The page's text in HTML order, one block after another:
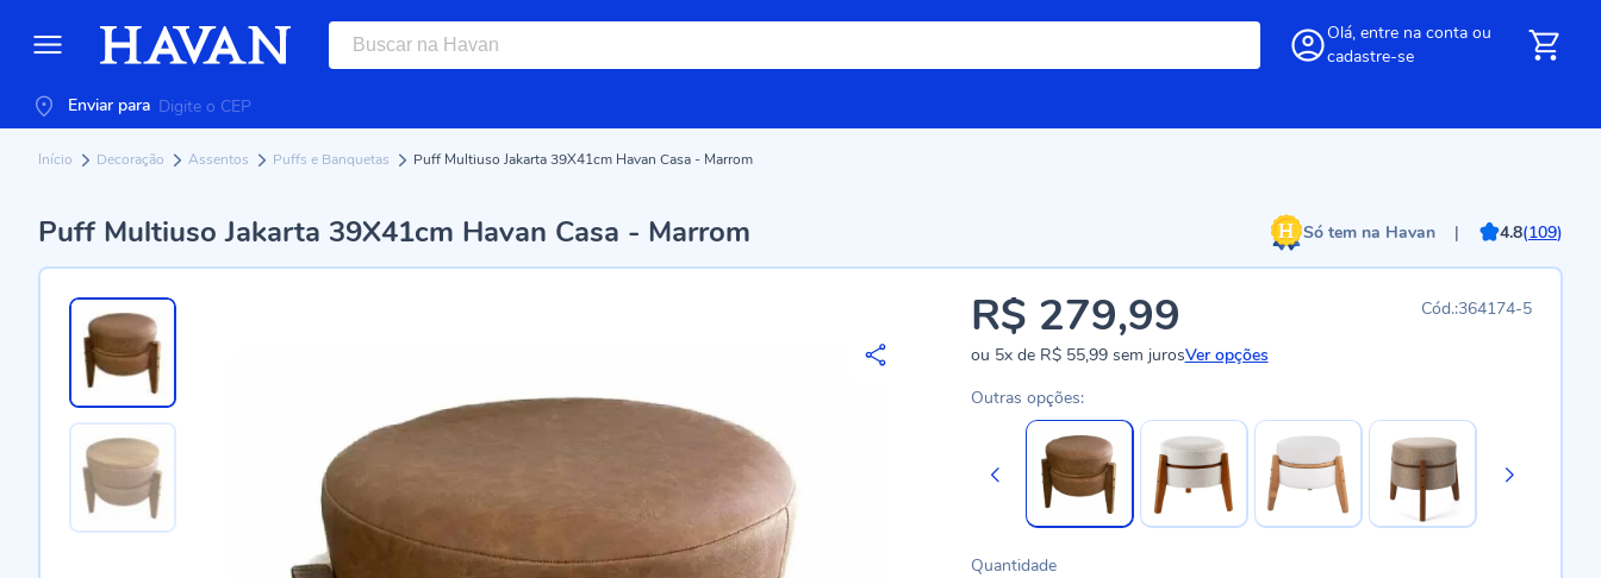
Olá, entre na conta ou
cadastre-se
Enviar para
Início Decoração Assentos Puffs e Banquetas Puff Multiuso Jakarta 39X41cm Havan Casa - Marrom
Puff Multiuso Jakarta 39X41cm Havan Casa - Marrom Só tem na Havan | 4.8(109)
364174-5
R$ 279,99
ou 5xde R$ 55,99sem jurosVer opções
Outras opções:
Quantidade